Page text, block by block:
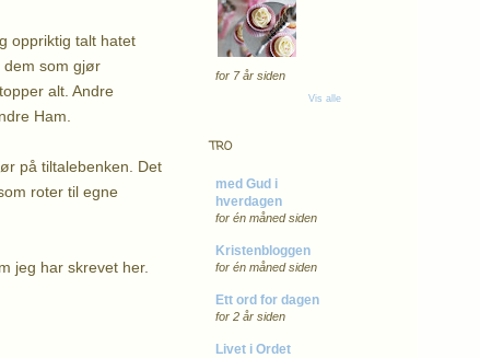
oppriktig talt hatet
dem som gjør
alt. Andre
Ham.
på tiltalebenken. Det
roter til egne
jeg har skrevet her.
for 7 år siden
Vis alle
TRO
med Gud i
hverdagen
for én måned siden
Kristenbloggen
for én måned siden
Ett ord for dagen
for 2 år siden
Livet i Ordet